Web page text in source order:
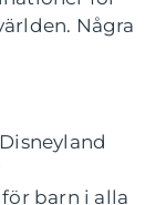
Några
barn i alla